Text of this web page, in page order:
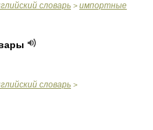
словарь > импортные
словарь >